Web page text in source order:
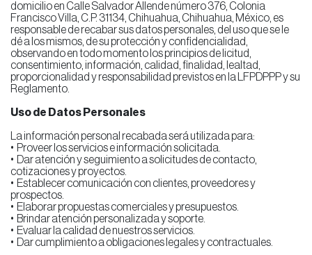
domicilio en Calle Salvador Allende número 376, Colonia
Francisco Villa, C.P. 31134, Chihuahua, Chihuahua, México, es
responsable de recabar sus datos personales, del uso que se le
dé a los mismos, de su protección y confidencialidad,
observando en todo momento los principios de licitud,
consentimiento, información, calidad, finalidad, lealtad,
proporcionalidad y responsabilidad previstos en la LFPDPPP y su
Reglamento.
Uso de Datos Personales
La información personal recabada será utilizada para:
•⁠ ⁠Proveer los servicios e información solicitada.
•⁠ ⁠Dar atención y seguimiento a solicitudes de contacto,
cotizaciones y proyectos.
•⁠ ⁠Establecer comunicación con clientes, proveedores y
prospectos.
•⁠ ⁠Elaborar propuestas comerciales y presupuestos.
•⁠ ⁠Brindar atención personalizada y soporte.
•⁠ ⁠Evaluar la calidad de nuestros servicios.
•⁠ ⁠Dar cumplimiento a obligaciones legales y contractuales.